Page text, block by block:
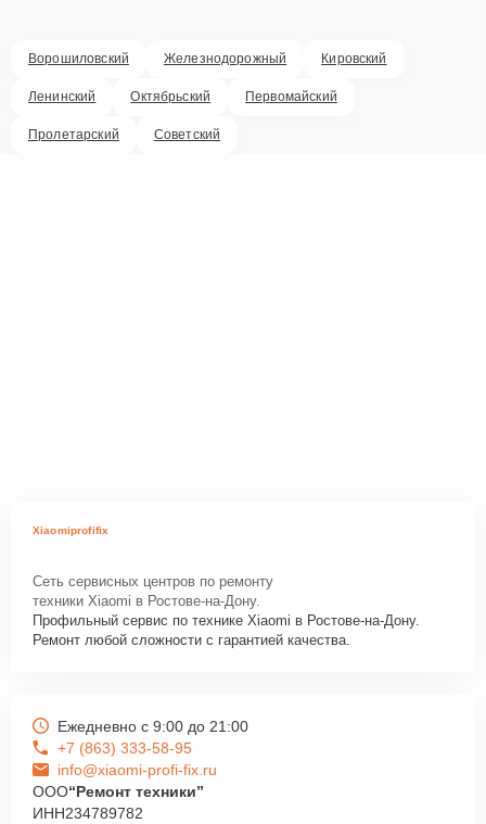
Ворошиловский Железнодорожный Кировский
Ленинский Октябрьский Первомайский
Пролетарский Советский
Xiaomiprofifix
Сеть сервисных центров по ремонту
техники Xiaomi в Ростове-на-Дону.
Профильный сервис по технике Xiaomi в Ростове-на-Дону.
Ремонт любой сложности с гарантией качества.
Ежедневно с 9:00 до 21:00
+7 (863) 333-58-95
info@xiaomi-profi-fix.ru
ООО“Ремонт техники”
ИНН234789782